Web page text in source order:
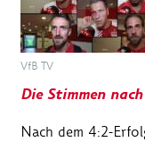
VfB TV
Die Stimmen
Nach dem 4:2-